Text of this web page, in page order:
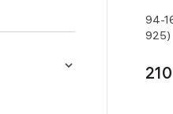
94-
925)